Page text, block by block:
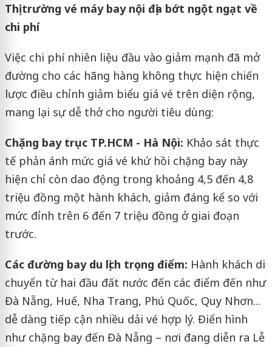
Thị trường vé máy bay nội địa bớt ngột ngạt về
chi phí
Việc chi phí nhiên liệu đầu vào giảm mạnh đã mở
đường cho các hãng hàng không thực hiện chiến
lược điều chỉnh giảm biểu giá vé trên diện rộng,
mang lại sự dễ thở cho người tiêu dùng:
Chặng bay trục TP.HCM - Hà Nội: Khảo sát thực
tế phản ánh mức giá vé khứ hồi chặng bay này
hiện chỉ còn dao động trong khoảng 4,5 đến 4,8
triệu đồng một hành khách, giảm đáng kể so với
mức đỉnh trên 6 đến 7 triệu đồng ở giai đoạn
trước.
Các đường bay du lịch trọng điểm: Hành khách di
chuyển từ hai đầu đất nước đến các điểm đến như
Đà Nẵng, Huế, Nha Trang, Phú Quốc, Quy Nhơn...
dễ dàng tiếp cận nhiều dải vé hợp lý. Điển hình
như chặng bay đến Đà Nẵng – nơi đang diễn ra Lễ